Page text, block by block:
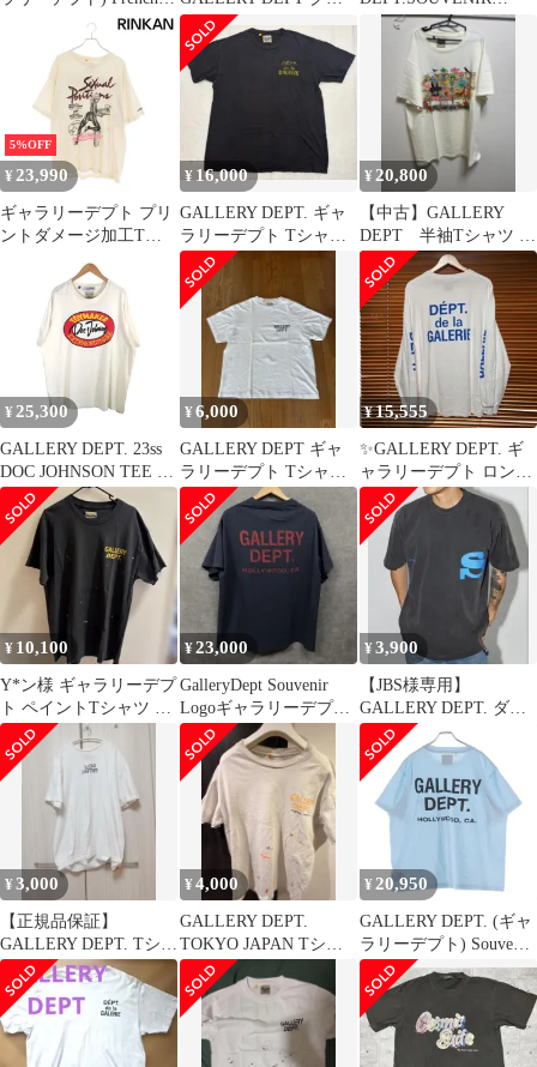
Souvenir Long Sleeve フ
レンチ スーヴニール 長
袖Tシャツ カーキ
ッターロゴTシャツ カ
ットソー 半袖 XL ブラ
ック 黒
VINTAGE TEE Mサイ
5%OFF
¥ 23,990
ギャラリーデプト プリ
ントダメージ加工Tシ
¥ 16,000
GALLERY DEPT. ギャ
ラリーデプト Tシャ
ツ ブラック
¥ 20,800
【中古】GALLERY
DEPT 半袖Tシャツ ホ
ワイト サイズ：XL
¥ 25,300
GALLERY DEPT. 23ss
DOC JOHNSON TEE サ
イズXL ギャラリーデプ
ト ドック ジョンソン T
シャツ トップス 大名店
¥6,000
GALLERY DEPT ギャ
ラリーデプト Tシャツ
ライトブルー L
¥15,555
✨GALLERY DEPT. ギ
ャラリーデプト ロン
T✨
¥ 10,100
Y*ン様 ギャラリーデプ
ト ペイントTシャツ ヴ
ィンテージ加工
¥23,000
GalleryDept Souvenir
Logoギャラリーデプト
Tシャツ
¥3,900
【JBS様専用】
GALLERY DEPT. ダー
クグレー Tシャツ
¥3,000
【正規品保証】
GALLERY DEPT. Tシャ
ツ ホワイト(ステッカ
ー付✨)
¥4,000
GALLERY DEPT.
TOKYO JAPAN Tシャ
ツ S
¥ 20,950
GALLERY DEPT. (ギャ
ラリーデプト) Souvenir
T-Shirt ロゴプリント 半
袖Tシャツ ブルー